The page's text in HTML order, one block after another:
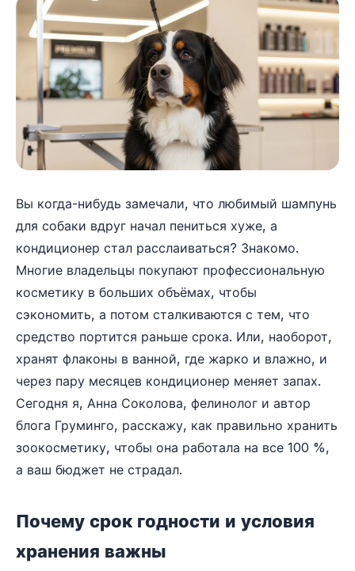
Вы когда-нибудь замечали, что любимый шампунь
для собаки вдруг начал пениться хуже, а
кондиционер стал расслаиваться? Знакомо.
Многие владельцы покупают профессиональную
косметику в больших объёмах, чтобы
сэкономить, а потом сталкиваются с тем, что
средство портится раньше срока. Или, наоборот,
хранят флаконы в ванной, где жарко и влажно, и
через пару месяцев кондиционер меняет запах.
Сегодня я, Анна Соколова, фелинолог и автор
блога Груминго, расскажу, как правильно хранить
зоокосметику, чтобы она работала на все 100 %,
а ваш бюджет не страдал.
Почему срок годности и условия
хранения важны